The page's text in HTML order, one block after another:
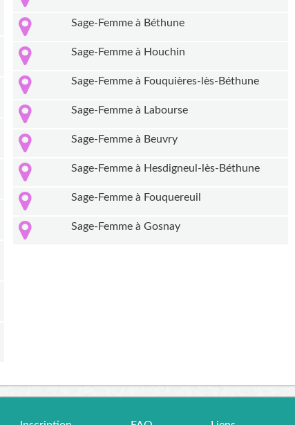
Sage-Femme à Béthune
Sage-Femme à Houchin
Sage-Femme à Fouquières-lès-Béthune
Sage-Femme à Labourse
Sage-Femme à Beuvry
Sage-Femme à Hesdigneul-lès-Béthune
Sage-Femme à Fouquereuil
Sage-Femme à Gosnay